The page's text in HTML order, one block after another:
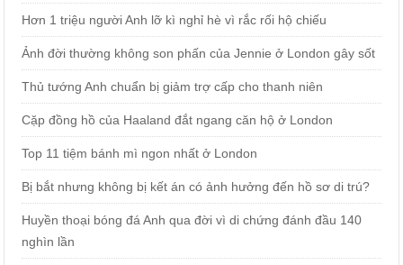
Hơn 1 triệu người Anh lỡ kì nghỉ hè vì rắc rối hộ chiếu
Ảnh đời thường không son phấn của Jennie ở London gây sốt
Thủ tướng Anh chuẩn bị giảm trợ cấp cho thanh niên
Cặp đồng hồ của Haaland đắt ngang căn hộ ở London
Top 11 tiệm bánh mì ngon nhất ở London
Bị bắt nhưng không bị kết án có ảnh hưởng đến hồ sơ di trú?
Huyền thoại bóng đá Anh qua đời vì di chứng đánh đầu 140
nghìn lần